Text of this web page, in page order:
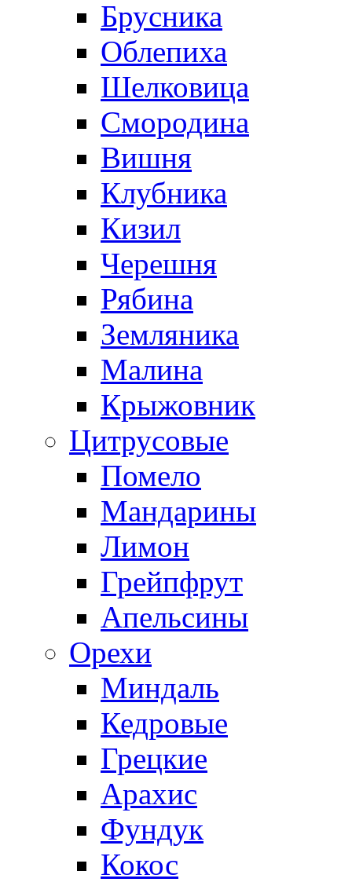
Брусника
Облепиха
Шелковица
Смородина
Вишня
Клубника
Кизил
Черешня
Рябина
Земляника
Малина
Крыжовник
Цитрусовые
Помело
Мандарины
Лимон
Грейпфрут
Апельсины
Орехи
Миндаль
Кедровые
Грецкие
Арахис
Фундук
Кокос